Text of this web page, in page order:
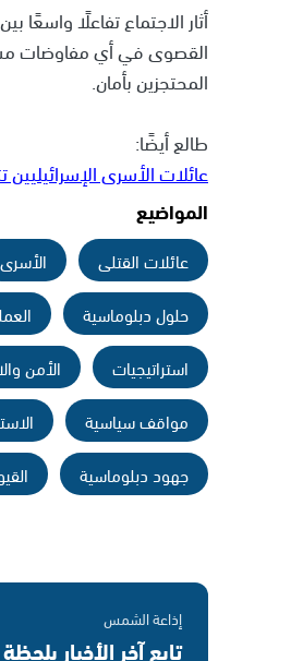
أثار الاجتماع تفاعلًا
القصوى في أي مفاوضات
المحتجزين بأمان.
طالع أيضًا:
عائلات الأسرى
المواضيع
عائلات القتلى الأسرى
حلول دبلوماسية
استراتيجيات
الأمن
مواقف سياسية
جهود دبلوماسية
إذاعة الشمس
تابع آخر الأخبار